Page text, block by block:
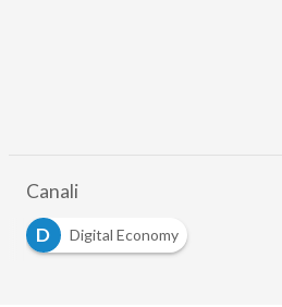
Canali
D
Digital Economy